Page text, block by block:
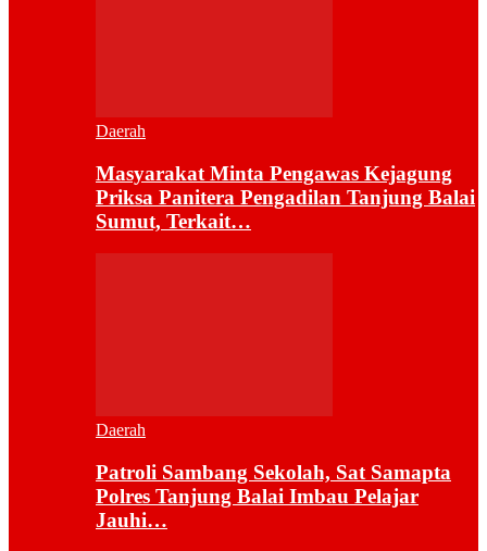
Daerah
Masyarakat Minta Pengawas Kejagung
Priksa Panitera Pengadilan Tanjung Balai
Sumut, Terkait…
Daerah
Patroli Sambang Sekolah, Sat Samapta
Polres Tanjung Balai Imbau Pelajar
Jauhi…